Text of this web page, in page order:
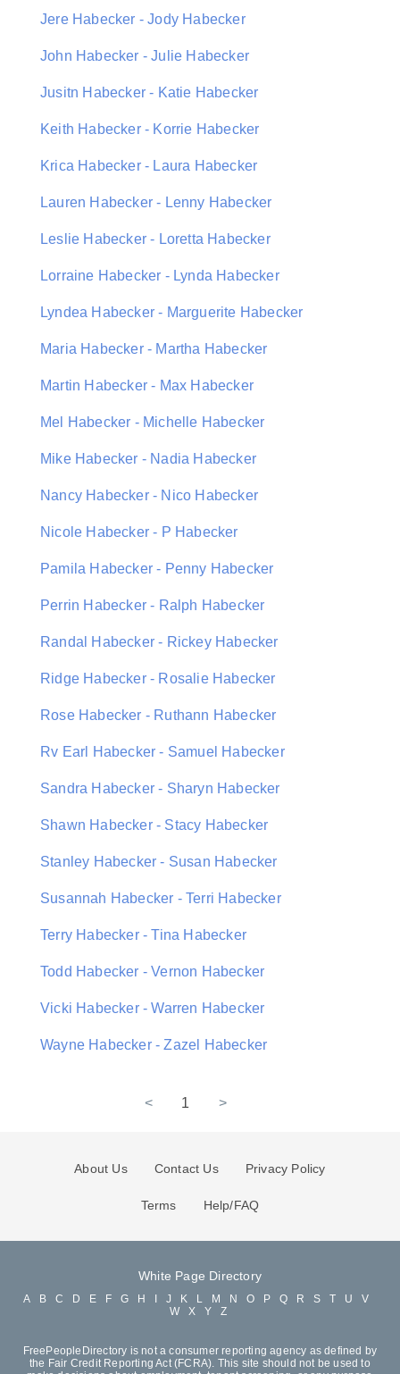
Jere Habecker - Jody Habecker
John Habecker - Julie Habecker
Jusitn Habecker - Katie Habecker
Keith Habecker - Korrie Habecker
Krica Habecker - Laura Habecker
Lauren Habecker - Lenny Habecker
Leslie Habecker - Loretta Habecker
Lorraine Habecker - Lynda Habecker
Lyndea Habecker - Marguerite Habecker
Maria Habecker - Martha Habecker
Martin Habecker - Max Habecker
Mel Habecker - Michelle Habecker
Mike Habecker - Nadia Habecker
Nancy Habecker - Nico Habecker
Nicole Habecker - P Habecker
Pamila Habecker - Penny Habecker
Perrin Habecker - Ralph Habecker
Randal Habecker - Rickey Habecker
Ridge Habecker - Rosalie Habecker
Rose Habecker - Ruthann Habecker
Rv Earl Habecker - Samuel Habecker
Sandra Habecker - Sharyn Habecker
Shawn Habecker - Stacy Habecker
Stanley Habecker - Susan Habecker
Susannah Habecker - Terri Habecker
Terry Habecker - Tina Habecker
Todd Habecker - Vernon Habecker
Vicki Habecker - Warren Habecker
Wayne Habecker - Zazel Habecker
< 1 >
About Us Contact Us Privacy Policy
Terms Help/FAQ
White Page Directory
A B C D E F G H J K L M N O P Q R S T U
V
W
X Y Z
FreePeopleDirectory is not a consumer reporting agency as defined by
the Fair Credit Reporting Act (FCRA). This site should not be used to